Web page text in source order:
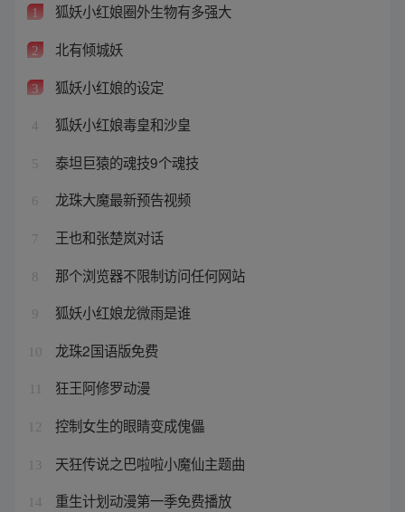
1 狐妖小红娘圈外生物有多强大
2 北有倾城妖
3 狐妖小红娘的设定
4 狐妖小红娘毒皇和沙皇
5 泰坦巨猿的魂技9个魂技
6 龙珠大魔最新预告视频
7 王也和张楚岚对话
8 那个浏览器不限制访问任何网站
9 狐妖小红娘龙微雨是谁
10 龙珠2国语版免费
狂王阿修罗动漫
12 控制女生的眼睛变成傀儡
13 天狂传说之巴啦啦小魔仙主题曲
14 重生计划动漫第一季免费播放